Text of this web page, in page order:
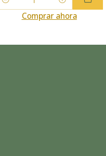
Cantidad
Comprar ahora